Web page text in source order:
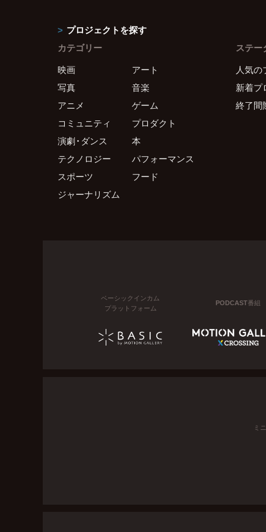
プロジェクトを探す
カテゴリー
映画
アート
写真
音楽
アニメ
ゲーム
コミュニティ
プロダクト
演劇・ダンス
本
テクノロジー
パフォーマンス
スポーツ
フード
ジャーナリズム
ステー
人気の
新着プ
終了間
ベーシックインカム
プラットフォーム
PODCAST番組
ミ